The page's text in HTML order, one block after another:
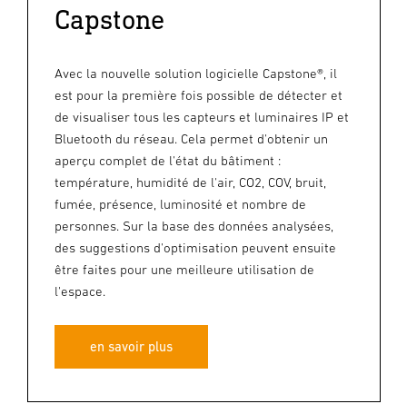
Capstone
Avec la nouvelle solution logicielle Capstone®, il
est pour la première fois possible de détecter et
de visualiser tous les capteurs et luminaires IP et
Bluetooth du réseau. Cela permet d'obtenir un
aperçu complet de l'état du bâtiment :
température, humidité de l'air, CO2, COV, bruit,
fumée, présence, luminosité et nombre de
personnes. Sur la base des données analysées,
des suggestions d'optimisation peuvent ensuite
être faites pour une meilleure utilisation de
l'espace.
en savoir plus